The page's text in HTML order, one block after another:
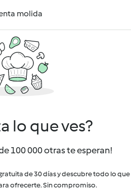
molida
lo que ves?
100 000 otras te esperan!
de 30 días y descubre todo lo que
ofrecerte. Sin compromiso.